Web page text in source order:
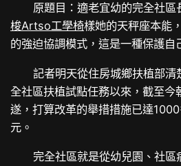
原題目：適老宜幼的完全社區
梭Artso工學椅樣她的天秤座本能
的強迫協調模式，這是一種保護自
記者明天從住房城鄉扶植部
全社區扶植試點任務以來，截至今
遂，打算改革的舉措措施已達
元。
完全社區就是從幼兒園、社